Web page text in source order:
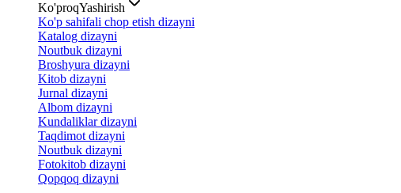
Ko'proqYashirish
Ko'p sahifali chop etish dizayni
Katalog dizayni
Noutbuk dizayni
Broshyura dizayni
Kitob dizayni
Jurnal dizayni
Albom dizayni
Kundaliklar dizayni
Taqdimot dizayni
Noutbuk dizayni
Fotokitob dizayni
Qopqoq dizayni